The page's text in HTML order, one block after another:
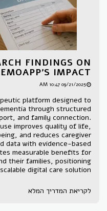
FINDINGS ON
IMPACT
09/21/2025 10:47 AM
platform designed to
through structured
and family connection.
improves quality of life,
and reduces caregiver
data with evidence-based
measurable benefits for
their families, positioning
digital care solution.
לקריאת המדריך המלא